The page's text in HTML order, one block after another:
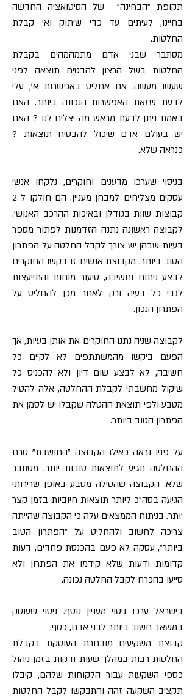
תקופת "הבחינה" של הסיטואציה החדשה
בחיינו, לעיתים עד כדי שיתוק ואי קבלת
החלטות.
מסתבר שבני אדם מתמהמהים בקבלת
החלטות בשל הרצון להבטיח תוצאה לפני
שעשו מעשה. אם אחליט באפשרות א', עלי
לדעת שזאת האפשרות הנכונה ביותר. האם
באמת ניתן לדעת מראש מה יצליח לנו ? האם
יש בעולם אדם שיכול להבטיח תוצאות ?
כנראה שלא.
בניסוי שערכו מדענים וחוקרים, נלקחו אנשי
עסקים מצליחים למבחן מעניין. הם חולקו ל 2
קבוצות שוות בגודלן ובאיכות ההרכב האנושי.
לקבוצה ראשונה נתנה הזדמנות לפתור מספר
בעיות שבהן יש צורך לקבל החלטה על הפתרון
הטוב ביותר. מקבוצת אנשים זו בקשו החוקרים
לבצע ניתוח וחשיבה, סיעור מוחות והתייעצות
לגבי כל בעיה ורק לאחר מכן להחליט על
הפתרון הנכון.
לקבוצה שניה נתנו החוקרים את אותן בעיות, אך
הפעם ביקשו מהמשתתפים לא לקיים כל
חשיבה, לא לבצע שום דיון ולא להכניס כל
שיקול מחשבתי לקבלת ההחלטה, אלה להטיל
מטבע ולפי תוצאת ההטלה שקבלו יש לסמן את
הפתרון הטוב ביותר.
על פניו נראה כאילו הקבוצה "החושבת" טרם
ההחלטה תגיע לתוצאות טובות יותר. מסתבר
שלא. הקבוצה שהטילה מטבע באופן שרירותי
הגיעה בסה"כ ליותר תוצאות חיוביות בזמן קצר
יותר. בניתוח הממצאים עלה כי הקבוצה שהייתה
צריכה לחשוב ולהחליט על "הפתרון הטוב
ביותר", עסקה לא פעם בהכנסת פחדים, דעות
קדומות ודעות שלא קידמו את הפתרון ולא
סייעו בהכרח לקבל החלטה נכונה.
בישראל ערכו ניסוי מעניין נוסף. ניסוי שעוסק
במשאב חשוב ביותר לבני אדם, כסף.
קבוצת משקיעים מובחרת העוסקת בקבלת
החלטות רבות במהלך שעות ודקות בזמן ניהול
כספי השקעות עבור הלקוחות שלהם, קיבלו
תקציב השקעה זהה והתבקשו לקבל החלטות